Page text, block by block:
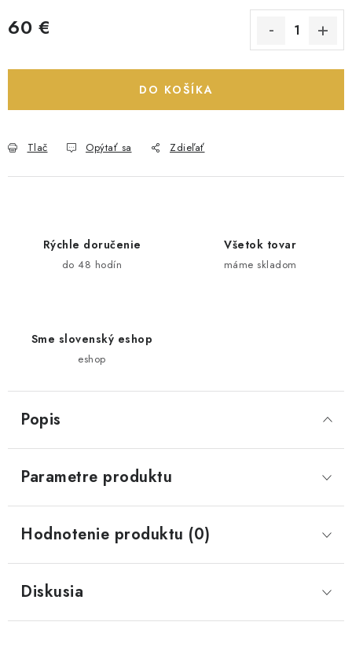
60 €
DO KOŠÍKA
Tlač Opýtať sa Zdieľať
Rýchle doručenie
do 48 hodín
Všetok tovar
máme skladom
Sme slovenský eshop
eshop
Popis
Parametre produktu
Hodnotenie produktu (0)
Diskusia